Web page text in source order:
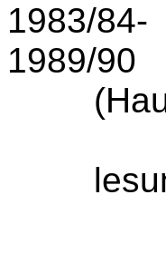
1983/84-
1989/90